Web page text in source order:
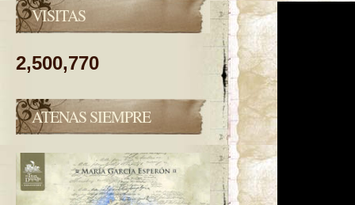
VISITAS
2,500,770
ATENAS SIEMPRE